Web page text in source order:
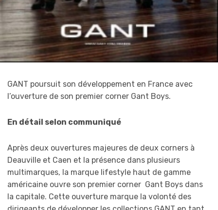
GANT poursuit son développement en France avec
l’ouverture de son premier corner Gant Boys.
En détail selon communiqué
Après deux ouvertures majeures de deux corners à
Deauville et Caen et la présence dans plusieurs
multimarques, la marque lifestyle haut de gamme
américaine ouvre son premier corner Gant Boys dans
la capitale. Cette ouverture marque la volonté des